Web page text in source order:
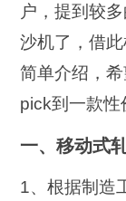
户，提到较
沙机了，借
简单介绍，
pick到一款性
一、移动式
1、根据制造